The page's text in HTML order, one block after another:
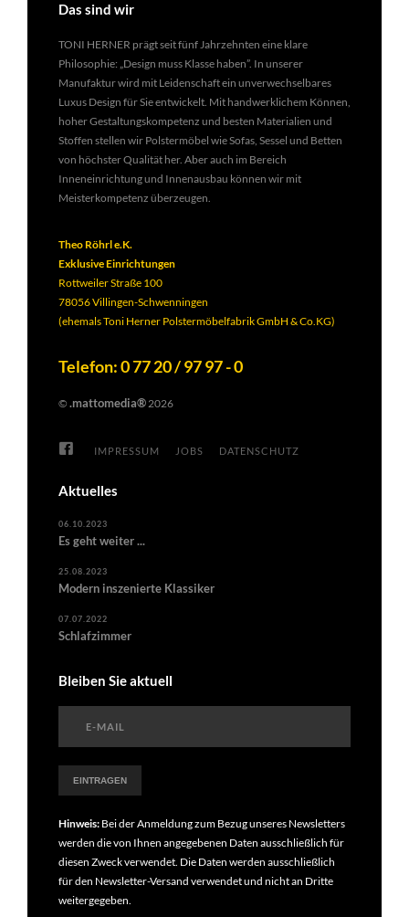
Das sind wir
TONI HERNER prägt seit fünf Jahrzehnten eine klare
Philosophie: „Design muss Klasse haben”. In unserer
Manufaktur wird mit Leidenschaft ein unverwechselbares
Luxus Design für Sie entwickelt. Mit handwerklichem Können,
hoher Gestaltungskompetenz und besten Materialien und
Stoffen stellen wir Polstermöbel wie Sofas, Sessel und Betten
von höchster Qualität her. Aber auch im Bereich
Inneneinrichtung und Innenausbau können wir mit
Meisterkompetenz überzeugen.
Theo Röhrl e.K.
Exklusive Einrichtungen
Rottweiler Straße 100
78056 Villingen-Schwenningen
(ehemals Toni Herner Polstermöbelfabrik GmbH & Co.KG)
Telefon: 0 77 20 / 97 97 - 0
© .mattomedia®2026
IMPRESSUM JOBS DATENSCHUTZ
Aktuelles
06.10.2023
Es geht weiter ...
25.08.2023
Modern inszenierte Klassiker
07.07.2022
Schlafzimmer
Bleiben Sie aktuell
Hinweis: Bei der Anmeldung zum Bezug unseres Newsletters
werden die von Ihnen angegebenen Daten ausschließlich für
diesen Zweck verwendet. Die Daten werden ausschließlich
für den Newsletter-Versand verwendet und nicht an Dritte
weitergegeben.